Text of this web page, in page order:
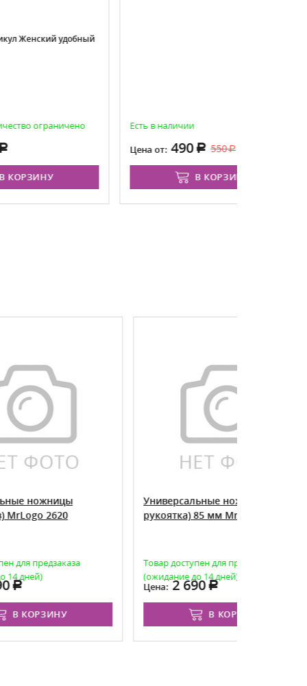
Есть в наличии
550
В КОРЗИНУ
Универсальные ножницы (мягкая
рукоятка) 85 мм MrLogo 2610
Товар доступен для предзаказа
(ожидание до 14 дней)